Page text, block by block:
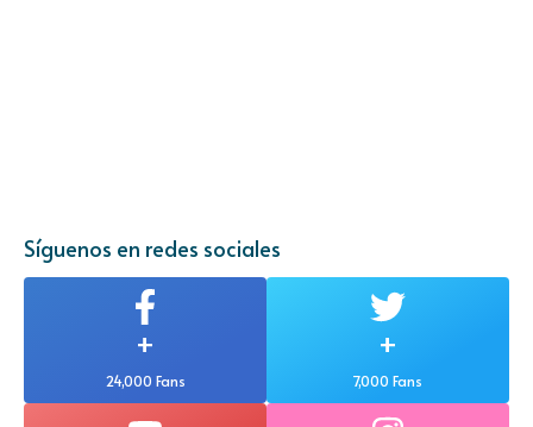
Síguenos en redes sociales
+
24,000 Fans
+
7,000 Fans